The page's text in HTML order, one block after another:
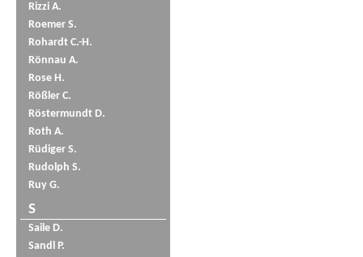
Rizzi A.
Roemer S.
Rohardt C.-H.
Rönnau A.
Rose H.
Rößler C.
Röstermundt D.
Roth A.
Rüdiger S.
Rudolph S.
Ruy G.
S
Saile D.
Sandl P.